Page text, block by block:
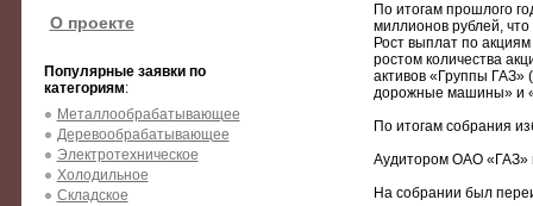
О проекте
Популярные заявки по
категориям:
Металлообрабатывающее
Деревообрабатывающее
Электротехническое
Холодильное
Складское
По итогам прошлого
миллионов рублей,
Рост выплат по
ростом количества
активов «Группы ГАЗ»
дорожные машины» и
По итогам собрания
Аудитором ОАО «ГАЗ»
На собрании был